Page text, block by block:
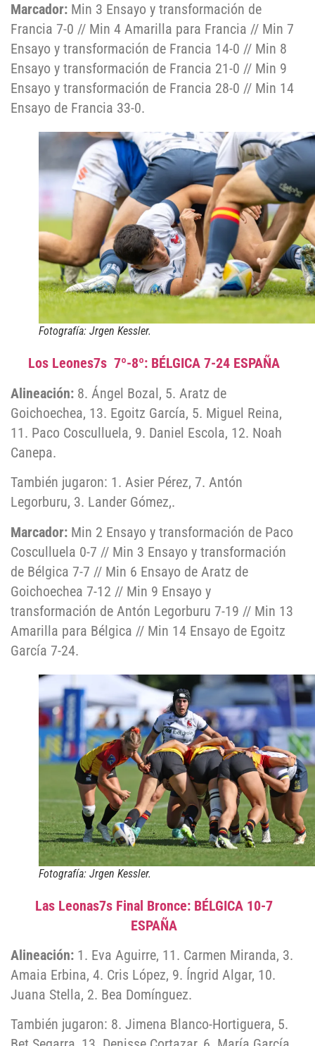
Marcador: Min 3 Ensayo y transformación de
Francia 7-0 // Min 4 Amarilla para Francia // Min 7
Ensayo y transformación de Francia 14-0 // Min 8
Ensayo y transformación de Francia 21-0 // Min 9
Ensayo y transformación de Francia 28-0 // Min 14
Ensayo de Francia 33-0.
Fotografía: Jrgen Kessler.
Los Leones7s 7º-8º: BÉLGICA 7-24 ESPAÑA
Alineación: 8. Ángel Bozal, 5. Aratz de
Goichoechea, 13. Egoitz García, 5. Miguel Reina,
11. Paco Cosculluela, 9. Daniel Escola, 12. Noah
Canepa.
También jugaron: 1. Asier Pérez, 7. Antón
Legorburu, 3. Lander Gómez,.
Marcador: Min 2 Ensayo y transformación de Paco
Cosculluela 0-7 // Min 3 Ensayo y transformación
de Bélgica 7-7 // Min 6 Ensayo de Aratz de
Goichoechea 7-12 // Min 9 Ensayo y
transformación de Antón Legorburu 7-19 // Min 13
Amarilla para Bélgica // Min 14 Ensayo de Egoitz
García 7-24.
Fotografía: Jrgen Kessler.
Las Leonas7s Final Bronce: BÉLGICA 10-7
ESPAÑA
Alineación: 1. Eva Aguirre, 11. Carmen Miranda, 3.
Amaia Erbina, 4. Cris López, 9. Íngrid Algar, 10.
Juana Stella, 2. Bea Domínguez.
También jugaron: 8. Jimena Blanco-Hortiguera, 5.